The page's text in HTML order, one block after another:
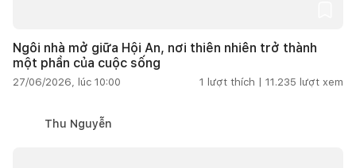
Ngôi nhà mở giữa Hội An, nơi thiên nhiên trở thành
một phần của cuộc sống
27/06/2026, lúc 10:00 1 lượt thích | 11.235 lượt xem
Thu Nguyễn